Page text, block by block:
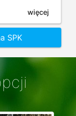
więcej
SPK